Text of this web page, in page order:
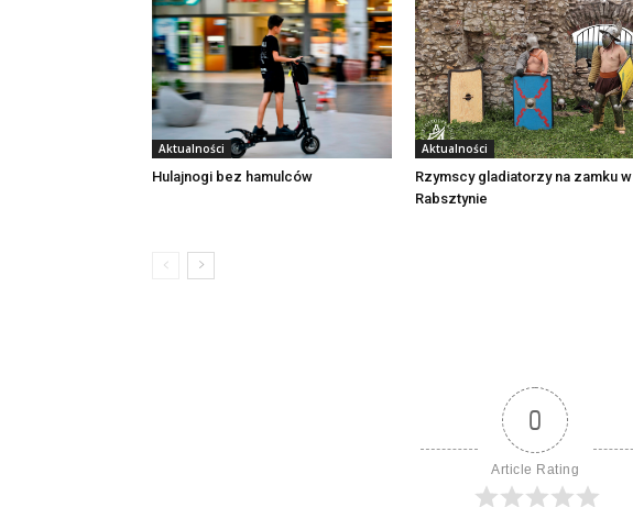
Aktualności
Hulajnogi bez hamulców
Aktualności
Rzymscy gladiatorzy na zamku w
Rabsztynie
0
Article Rating